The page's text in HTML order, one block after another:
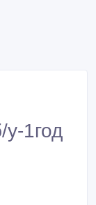
1год